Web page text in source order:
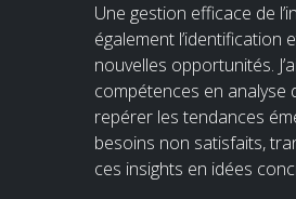
Une gestion efficace de
également l’identification
nouvelles opportunités.
compétences en analyse
repérer les tendances
besoins non satisfaits,
ces insights en idées